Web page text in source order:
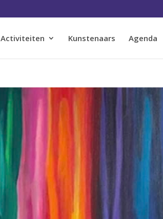
Activiteiten Kunstenaars Agenda